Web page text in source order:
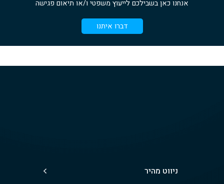
אנחנו כאן בשבילכם לייעוץ משפטי ו/או תיאום פגישה
דברו איתנו
ניווט מהיר